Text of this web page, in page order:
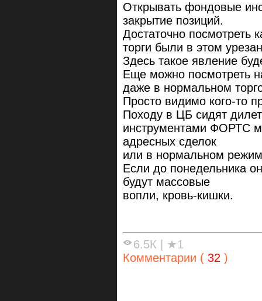
Открывать фондовые
закрытие позиций.
Достаточно посмотреть
торги были в этом
Здесь такое явление
Еще можно посмотреть
даже в нормальном
Просто видимо кого-то
Походу в ЦБ сидят
инструментами ФОРТС
адресных сделок
или в нормальном
Если до понедельника
будут массовые
вопли, кровь-кишки.
6.5К | ★1
Комментарии ( 32 )